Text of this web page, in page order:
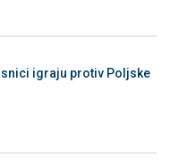
igraju protiv Poljske